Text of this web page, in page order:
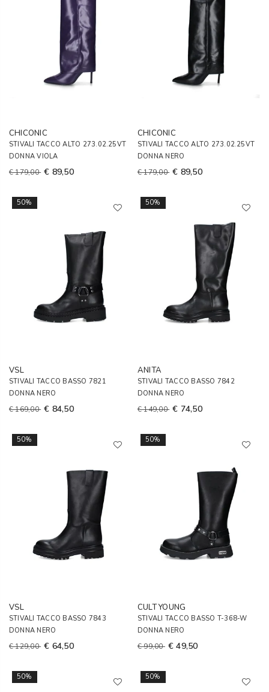
CHICONIC
STIVALI TACCO ALTO 273.02.25VT
DONNA VIOLA
€ 179,00 € 89,50
CHICONIC
STIVALI TACCO ALTO 273.02.25VT
DONNA NERO
€ 179,00 € 89,50
50%
VSL
STIVALI TACCO BASSO 7821
DONNA NERO
€ 169,00 € 84,50
50%
ANITA
STIVALI TACCO BASSO 7842
DONNA NERO
€ 149,00 € 74,50
50%
VSL
STIVALI TACCO BASSO 7843
DONNA NERO
€ 129,00 € 64,50
50%
CULT YOUNG
STIVALI TACCO BASSO T-368-W
DONNA NERO
€ 99,00 € 49,50
50% 50%